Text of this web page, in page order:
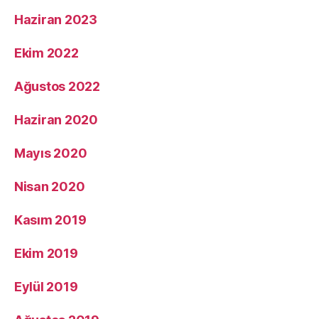
Haziran 2023
Ekim 2022
Ağustos 2022
Haziran 2020
Mayıs 2020
Nisan 2020
Kasım 2019
Ekim 2019
Eylül 2019